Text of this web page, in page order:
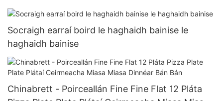
Socraigh earraí boird le haghaidh bainise le
haghaidh bainise
Chinabrett - Poirceallán Fine Fine Flat 12 Pláta